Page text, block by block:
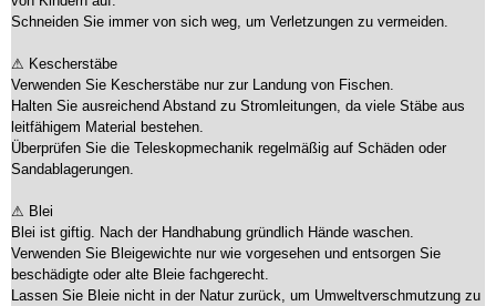
Schneiden Sie immer von sich weg, um Verletzungen zu vermeiden.
⚠ Kescherstäbe
Verwenden Sie Kescherstäbe nur zur Landung von Fischen.
Halten Sie ausreichend Abstand zu Stromleitungen, da viele Stäbe aus
leitfähigem Material bestehen.
Überprüfen Sie die Teleskopmechanik regelmäßig auf Schäden oder
Sandablagerungen.
⚠ Blei
Blei ist giftig. Nach der Handhabung gründlich Hände waschen.
Verwenden Sie Bleigewichte nur wie vorgesehen und entsorgen Sie
beschädigte oder alte Bleie fachgerecht.
Lassen Sie Bleie nicht in der Natur zurück, um Umweltverschmutzung zu